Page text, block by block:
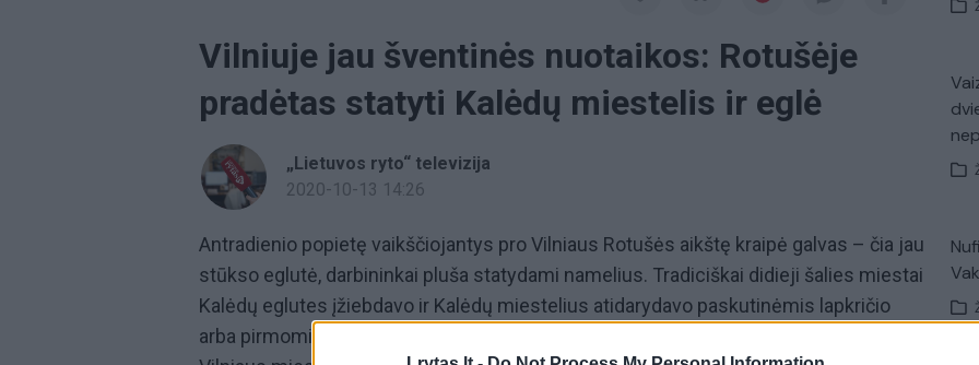
Vilniuje jau šventinės nuotaikos: Rotušėje
pradėtas statyti Kalėdų miestelis ir eglė
„Lietuvos ryto“ televizija
2020-10-13 14:26
Antradienio popietę vaikščiojantys pro Vilniaus Rotušės aikštę kraipė galvas – čia jau
stūkso eglutė, darbininkai pluša statydami namelius. Tradiciškai didieji šalies miestai
Kalėdų eglutes įžiebdavo ir Kalėdų miestelius atidarydavo paskutinėmis lapkričio
arba pirmomis gruodžio dienomis. Sostinės savivaldybės atstovai pranešė, kad